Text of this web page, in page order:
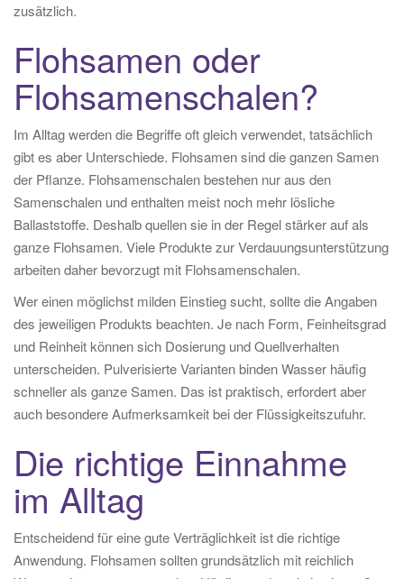
zusätzlich.
Flohsamen oder
Flohsamenschalen?
Im Alltag werden die Begriffe oft gleich verwendet, tatsächlich
gibt es aber Unterschiede. Flohsamen sind die ganzen Samen
der Pflanze. Flohsamenschalen bestehen nur aus den
Samenschalen und enthalten meist noch mehr lösliche
Ballaststoffe. Deshalb quellen sie in der Regel stärker auf als
ganze Flohsamen. Viele Produkte zur Verdauungsunterstützung
arbeiten daher bevorzugt mit Flohsamenschalen.
Wer einen möglichst milden Einstieg sucht, sollte die Angaben
des jeweiligen Produkts beachten. Je nach Form, Feinheitsgrad
und Reinheit können sich Dosierung und Quellverhalten
unterscheiden. Pulverisierte Varianten binden Wasser häufig
schneller als ganze Samen. Das ist praktisch, erfordert aber
auch besondere Aufmerksamkeit bei der Flüssigkeitszufuhr.
Die richtige Einnahme
im Alltag
Entscheidend für eine gute Verträglichkeit ist die richtige
Anwendung. Flohsamen sollten grundsätzlich mit reichlich